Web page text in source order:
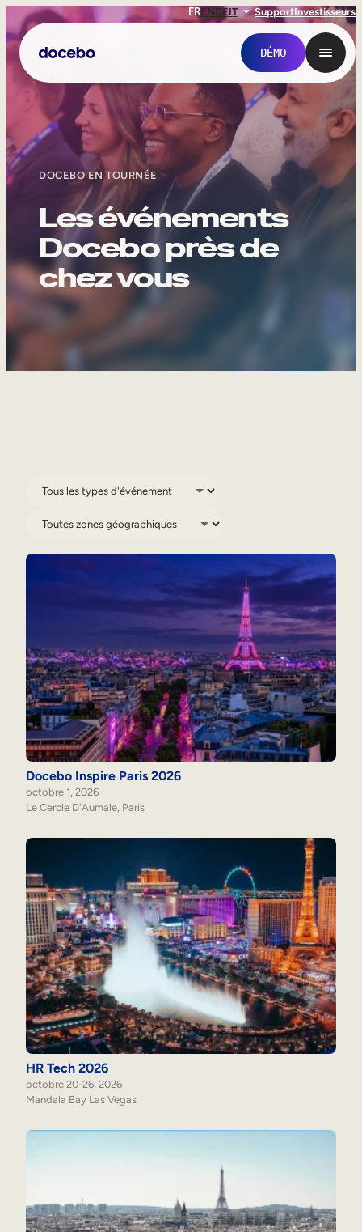
FRENDEIT SupportInvestisseurs
DÉMO
Formation interne
Formation des employés
Formation externe
Formation client
Formation des partenaires
Formation des adhérents
Planification des effectifs
Upskilling & reskilling
Mobilité interne
DOCEBO EN TOURNÉE
Les événements
Docebo près de
chez vous
Docebo Inspire Paris 2026
octobre 1, 2026
Le Cercle D'Aumale, Paris
HR Tech 2026
octobre 20-26, 2026
Mandala Bay Las Vegas